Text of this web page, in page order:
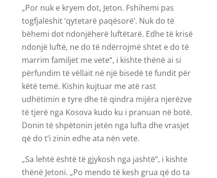
„Por nuk e kryem dot, Jeton. Fshihemi pas
togfjalëshit ’qytetarë paqësorë’. Nuk do të
bëhemi dot ndonjëherë luftëtarë. Edhe të krisë
ndonjë luftë, ne do të ndërrojmë shtet e do të
marrim familjet me vete“, i kishte thënë ai si
përfundim të vëllait në një bisedë të fundit për
këtë temë. Kishin kujtuar me atë rast
udhëtimin e tyre dhe të qindra mijëra njerëzve
të tjerë nga Kosova kudo ku i pranuan në botë.
Donin të shpëtonin jetën nga lufta dhe vrasjet
që do t’i zinin edhe ata nën vete.
„Sa lehtë është të gjykosh nga jashtë“, i kishte
thënë Jetoni. „Po mendo të kesh grua që do ta